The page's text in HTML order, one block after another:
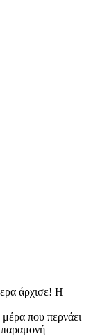
άρχισε! Η
που περνάει